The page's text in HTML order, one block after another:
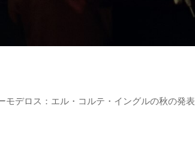
デロス：エル・コルテ・イングルの秋の発表